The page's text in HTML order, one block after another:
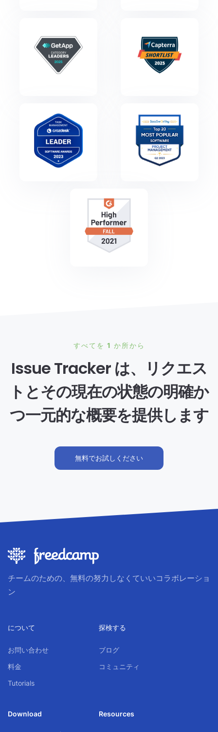
すべてを 1 か所から
Issue Tracker は、リクエス
トとその現在の状態の明確か
つ一元的な概要を提供します
無料でお試しください
チームのための、無料の努力しなくていいコラボレーショ
ン
について
お問い合わせ
料金
Tutorials
探検する
ブログ
コミュニティ
Download Resources